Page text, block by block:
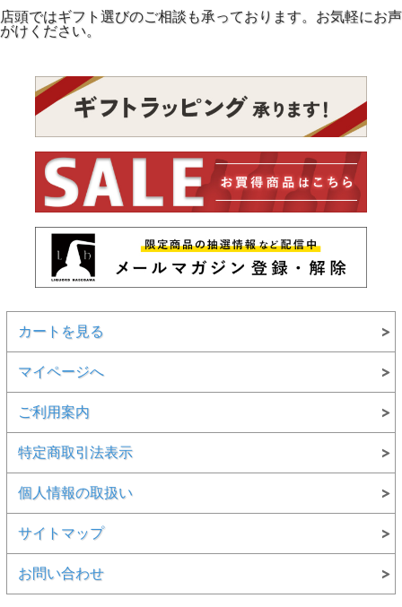
店頭ではギフト選びのご相談も承っております。お気軽にお声
がけください。
カートを見る
マイページへ
ご利用案内
特定商取引法表示
個人情報の取扱い
サイトマップ
お問い合わせ